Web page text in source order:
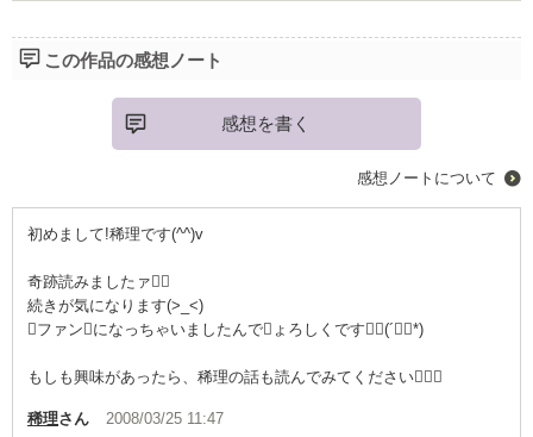
この作品の感想ノート
感想を書く
感想ノートについて
初めまして!稀理です(^^)v
奇跡読みましたァ
続きが気になります(>_<)
ファンになっちゃいましたんでょろしくです∈(´∀｀*)
もしも興味があったら、稀理の話も読んでみてください
稀理さん 2008/03/25 11:47